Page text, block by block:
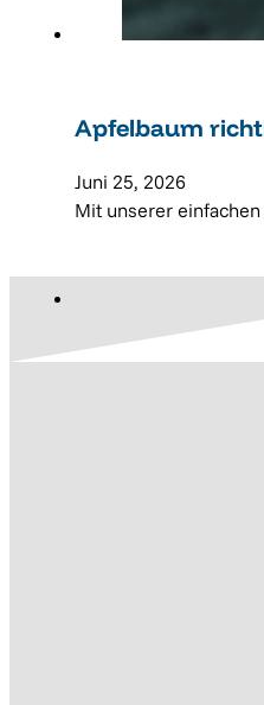
Apfelbaum
Juni 25, 2026
Mit unserer